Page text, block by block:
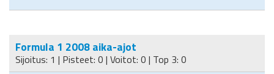
Formula 1 2008 aika-ajot
Sijoitus: 1 | Pisteet: 0 | Voitot: 0 | Top 3: 0